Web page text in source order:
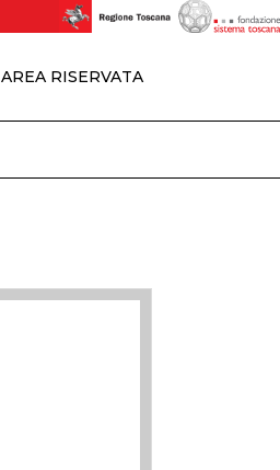
AREA RISERVATA